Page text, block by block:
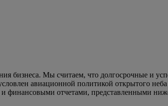
бизнеса. Мы считаем, что долгосрочные и
авиационной политикой открытого
и финансовыми отчетами, представленными